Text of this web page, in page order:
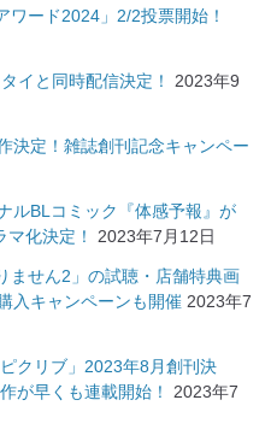
ワード2024」2/2投票開始！
イと同時配信決定！
2023年9
決定！雑誌創刊記念キャンペー
ルBLコミック『体感予報』が
化決定！
2023年7月12日
ません2」の試聴・店舗特典画
入キャンペーンも開催 2023年7
クリブ」2023年8月創刊決
が早くも連載開始！
2023年7